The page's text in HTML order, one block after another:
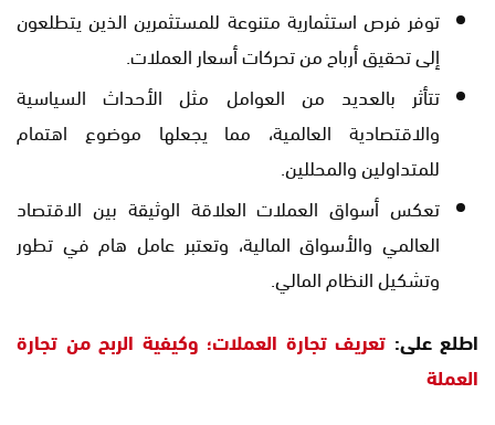
توفر فرص استثمارية متنوعة للمستثمرين الذين يتطلعون
إلى تحقيق أرباح من تحركات أسعار العملات.
تتأثر بالعديد من العوامل مثل الأحداث السياسية
والاقتصادية العالمية، مما يجعلها موضوع اهتمام
للمتداولين والمحللين.
تعكس أسواق العملات العلاقة الوثيقة بين الاقتصاد
العالمي والأسواق المالية، وتعتبر عامل هام في تطور
وتشكيل النظام المالي.
اطلع على: تعريف تجارة العملات؛ وكيفية الربح من تجارة
العملة